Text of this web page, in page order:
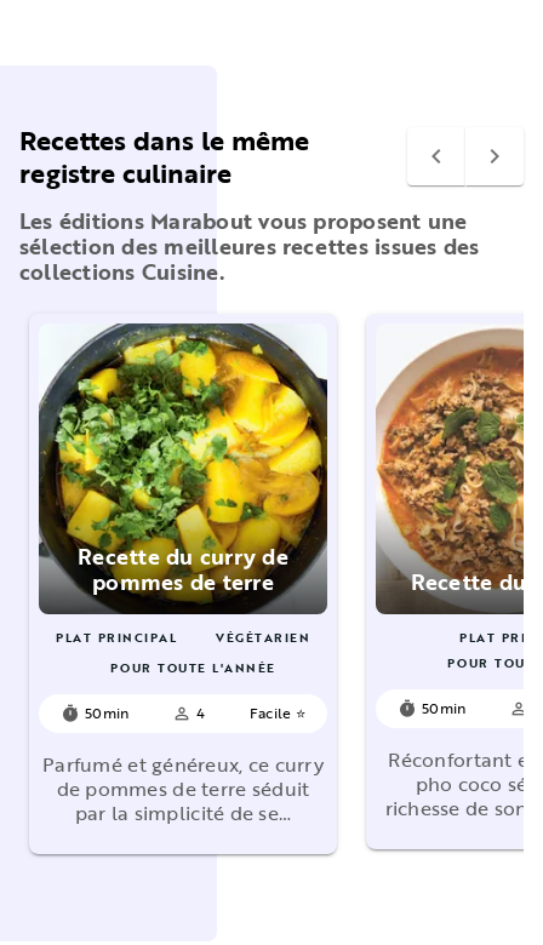
Recettes dans le même
registre culinaire
navigate_before navigate_next
Les éditions Marabout vous proposent une
sélection des meilleures recettes issues des
collections Cuisine.
Recette du curry de
pommes de terre
PLAT PRINCIPAL
VÉGÉTARIEN
POUR TOUTE L'ANNÉE
timer 50min person_outline 4 Facile ⭐
Parfumé et généreux, ce curry
de pommes de terre séduit
par la simplicité de se…
Recette du
PLAT
POUR
timer 50min person_outline
Réconfortant et
pho coco
richesse de son